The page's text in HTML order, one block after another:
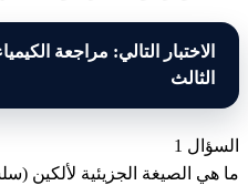
الاختبار التالي: مراجعة
الثالث
السؤال 1